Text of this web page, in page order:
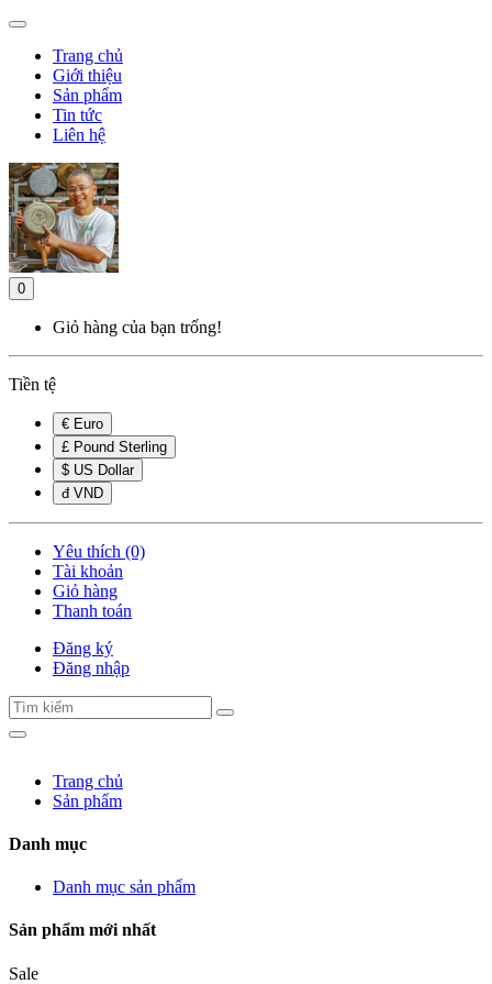
Trang chủ
Giới thiệu
Sản phẩm
Tin tức
Liên hệ
0
Giỏ hàng của bạn trống!
Tiền tệ
€ Euro
£ Pound Sterling
$ US Dollar
đ VND
Yêu thích (0)
Tài khoản
Giỏ hàng
Thanh toán
Đăng ký
Đăng nhập
Trang chủ
Sản phẩm
Danh mục
Danh mục sản phẩm
Sản phẩm mới nhất
Sale